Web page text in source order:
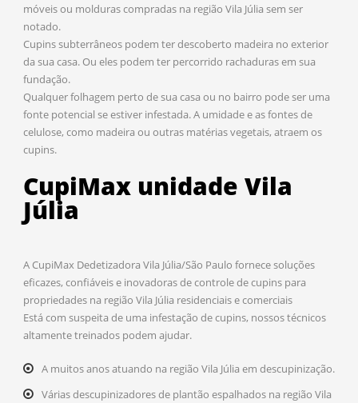
móveis ou molduras compradas na região Vila Júlia sem ser
notado.
Cupins subterrâneos podem ter descoberto madeira no exterior
da sua casa. Ou eles podem ter percorrido rachaduras em sua
fundação.
Qualquer folhagem perto de sua casa ou no bairro pode ser uma
fonte potencial se estiver infestada. A umidade e as fontes de
celulose, como madeira ou outras matérias vegetais, atraem os
cupins.
CupiMax unidade Vila
Júlia
A CupiMax Dedetizadora Vila Júlia/São Paulo fornece soluções
eficazes, confiáveis e inovadoras de controle de cupins para
propriedades na região Vila Júlia residenciais e comerciais
Está com suspeita de uma infestação de cupins, nossos técnicos
altamente treinados podem ajudar.
A muitos anos atuando na região Vila Júlia em descupinização.
Várias descupinizadores de plantão espalhados na região Vila